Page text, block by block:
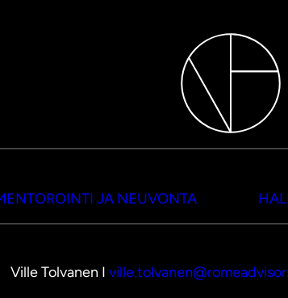
JA NEUVONTA
Ville Tolvanen I